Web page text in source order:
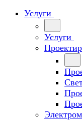
Услуги
Услуги